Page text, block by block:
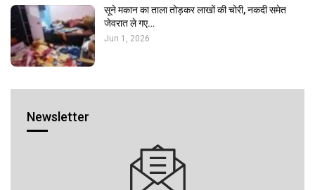
सूने मकान का ताला तोड़कर लाखों की चोरी, नकदी समेत
जेवरात ले गए…
Jun 1, 2026
Newsletter